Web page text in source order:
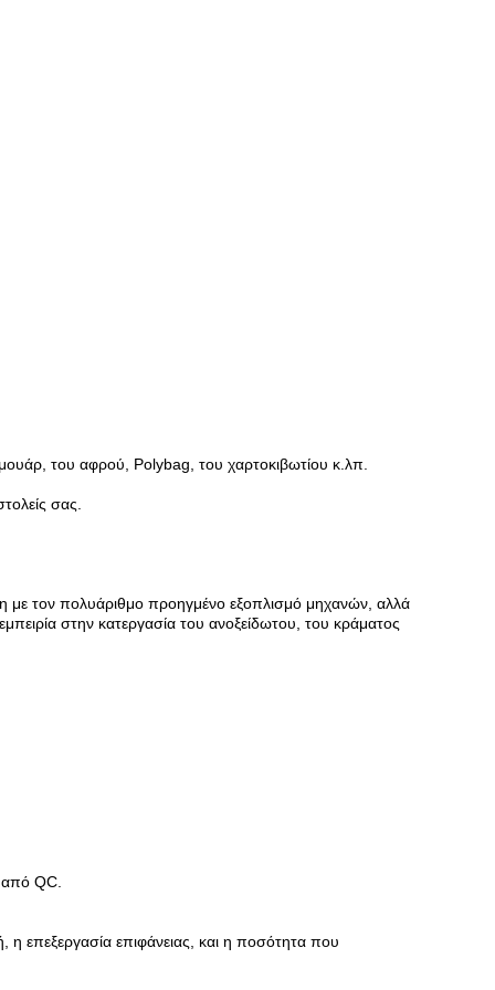
του αφρού, Polybag, του χαρτοκιβωτίου κ.λπ.
σας.
με τον πολυάριθμο προηγμένο εξοπλισμό μηχανών, αλλά
στην κατεργασία του ανοξείδωτου, του κράματος
QC.
η επεξεργασία επιφάνειας, και η ποσότητα που